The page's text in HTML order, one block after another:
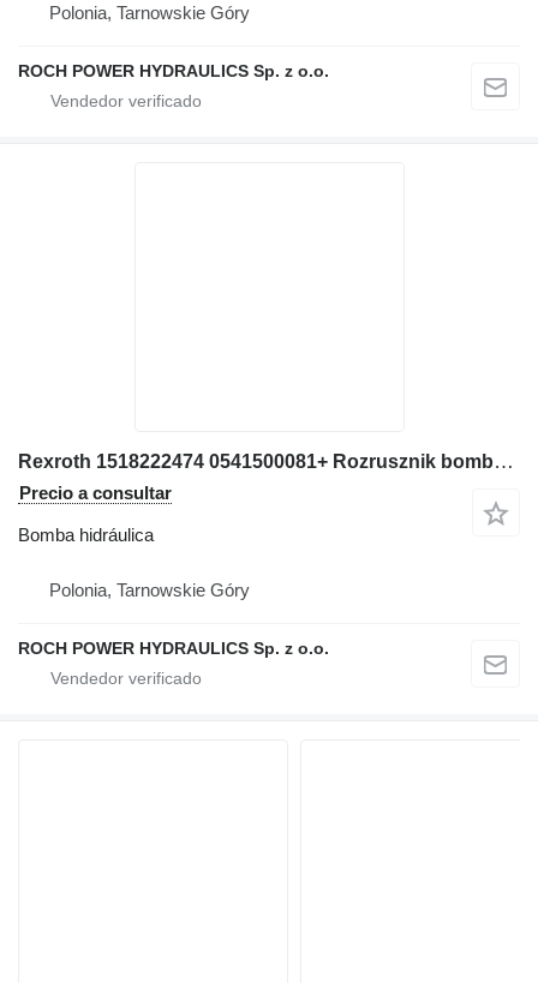
Polonia, Tarnowskie Góry
ROCH POWER HYDRAULICS Sp. z o.o.
Rexroth 1518222474 0541500081+ Rozrusznik bomba hidráulica para Liebherr L526 cargadora de ruedas
Precio a consultar
Bomba hidráulica
Polonia, Tarnowskie Góry
ROCH POWER HYDRAULICS Sp. z o.o.